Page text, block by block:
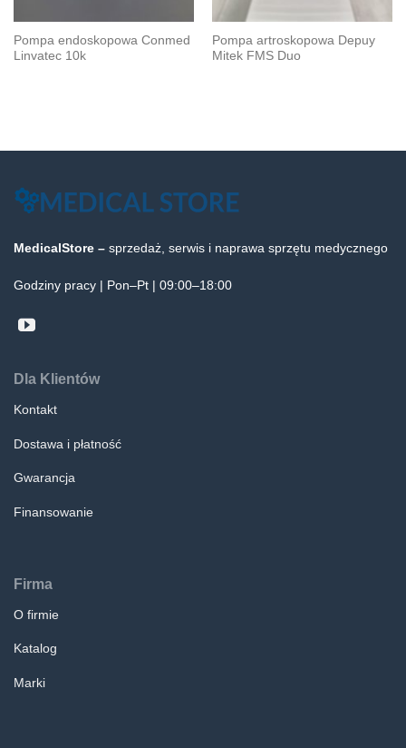
Pompa endoskopowa Conmed
Linvatec 10k
Pompa artroskopowa Depuy
Mitek FMS Duo
MedicalStore – sprzedaż, serwis i naprawa sprzętu medycznego
Godziny pracy | Pon–Pt | 09:00–18:00
Dla Klientów
Kontakt
Dostawa i płatność
Gwarancja
Finansowanie
Firma
O firmie
Katalog
Marki